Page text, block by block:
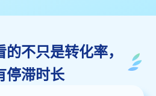
不只是转化率，
停滞时长